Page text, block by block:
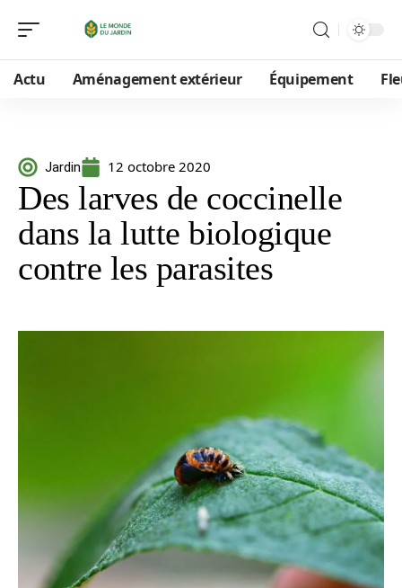
Actu Aménagement extérieur Équipement
Jardin 12 octobre 2020
Des larves de coccinelle
dans la lutte biologique
contre les parasites